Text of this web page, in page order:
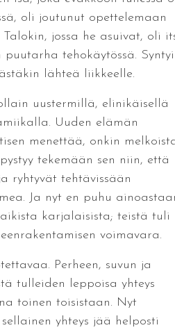
oli joutunut opettelemaan
jossa he asuivat, oli
tehokäytössä. Syntyi
lähteä liikkeelle.
uustermillä, elinikäisellä
Uuden elämän
menettää, onkin
tekemään sen niin, että
ryhtyvät tehtävissään
Ja nyt en puhu
karjalaisista; teistä tuli
voimavara.
Perheen, suvun ja
tulleiden leppoisa yhteys
toinen toisistaan. Nyt
yhteys jää helposti